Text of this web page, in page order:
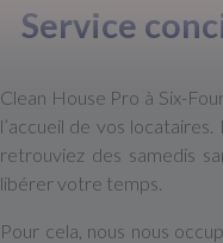
Service
Clean House Pro à Six-
l’accueil de vos
retrouviez des samedis
libérer votre temps.
Pour cela, nous nous